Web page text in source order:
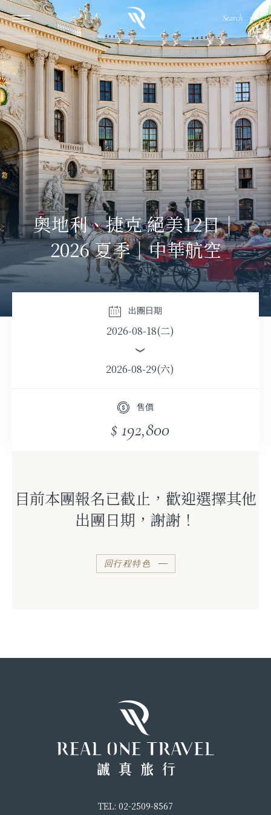
Search
奧地利、捷克 絕美12日｜
2026 夏季｜中華航空
出團日期
2026-08-18(二)
2026-08-29(六)
售價
$ 192,800
目前本團報名已截止，歡迎選擇其他
出團日期，謝謝！
回行程特色
TEL: 02-2509-8567